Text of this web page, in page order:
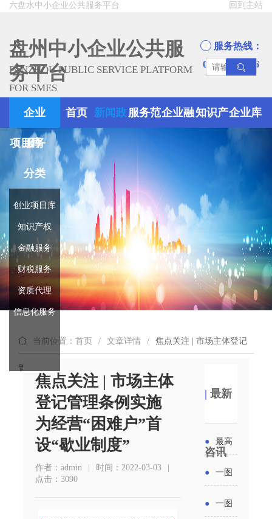
回到主站
六盘水中小企业公共服务平台
盘州中小企业公共服
务平台
PANZHOU PUBLIC SERVICE PLATFORM
FOR SMES
服务热线：
0858-8945666
企业
服务
分类
创业项目库
知识产权
金融服务
财税服务
资质代理
信息化服务
首页 新闻政
策
服务范企业融知识产企业库
项目库
当前位置：首页 / 文章详情 / 焦点关注 | 市场主体登记
管理条例实施 为经营“困难户”首设“歇业制度”
焦点关注 | 市场主体
登记管理条例实施
为经营“困难户”首
设“歇业制度”
作者：admin | 时间：2022-03-03
|
点击：3090
|最新
咨讯
● 最高
元！贵
● 一图
● 一图